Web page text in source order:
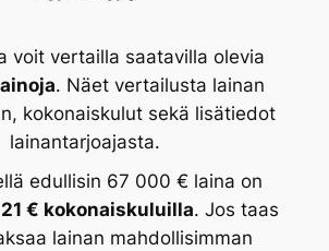
voit vertailla saatavilla olevia
. Näet vertailusta lainan
kokonaiskulut sekä lisätiedot
lainantarjoajasta.
edullisin 67 000 € laina on
€ kokonaiskuluilla. Jos taas
lainan mahdollisimman